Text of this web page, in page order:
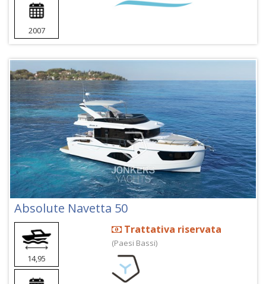
2007
Absolute Navetta 50
14,95
Trattativa riservata
(Paesi Bassi)